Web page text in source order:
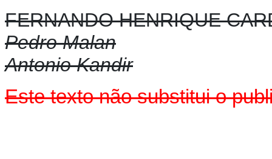
FERNANDO HENRIQUE
Pedro Malan
Antonio Kandir
Este texto não substitui o